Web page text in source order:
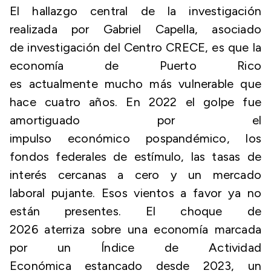
El hallazgo central de la investigación
realizada por Gabriel Capella, asociado
de investigación del Centro CRECE, es que la
economía de Puerto Rico
es actualmente mucho más vulnerable que
hace cuatro años. En 2022 el golpe fue
amortiguado por el
impulso económico pospandémico, los
fondos federales de estímulo, las tasas de
interés cercanas a cero y un mercado
laboral pujante. Esos vientos a favor ya no
están presentes. El choque de
2026 aterriza sobre una economía marcada
por un Índice de Actividad
Económica estancado desde 2023, un